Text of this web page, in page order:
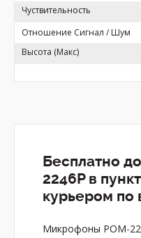
Чуствительность
Отношение Сигнал / Шум
Высота (Макс)
Бесплатно
2246P в
курьером по
Микрофоны POM-